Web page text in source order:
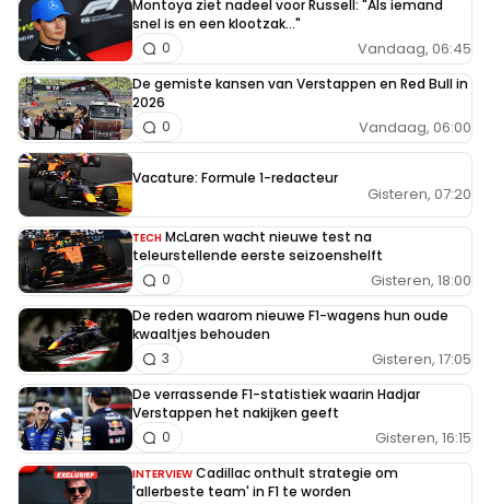
Montoya ziet nadeel voor Russell: "Als iemand
snel is en een klootzak..."
Vandaag, 06:45
0
De gemiste kansen van Verstappen en Red Bull in
2026
Vandaag, 06:00
0
Vacature: Formule 1-redacteur
Gisteren, 07:20
TECH McLaren wacht nieuwe test na
teleurstellende eerste seizoenshelft
Gisteren, 18:00
0
De reden waarom nieuwe F1-wagens hun oude
kwaaltjes behouden
Gisteren, 17:05
3
De verrassende F1-statistiek waarin Hadjar
Verstappen het nakijken geeft
Gisteren, 16:15
0
INTERVIEW Cadillac onthult strategie om
'allerbeste team' in F1 te worden